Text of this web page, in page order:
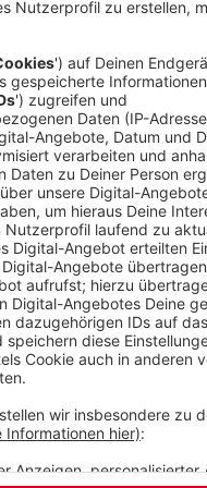
sind und zum
genutzt werden
im Gewerbegebiet
auf dem vorher ein
der WSW stand. Das
giftige Böden
31.10.2019 16:27